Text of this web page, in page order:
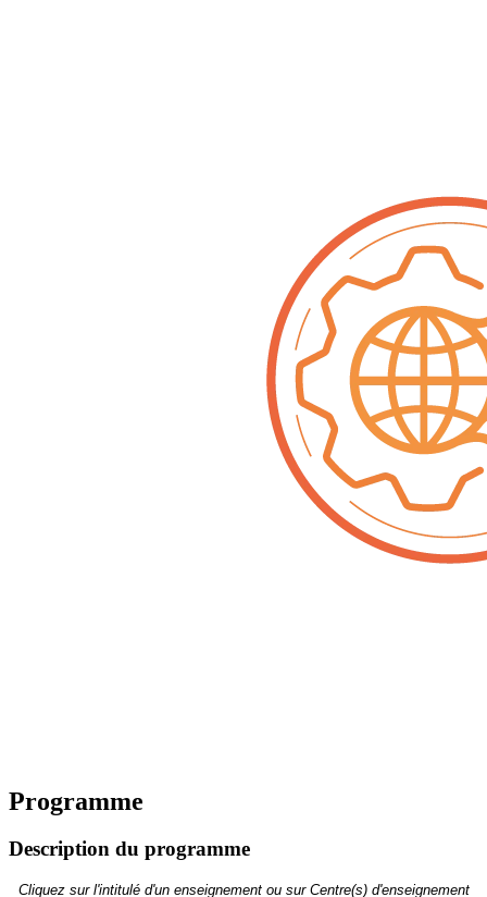
Programme
Description du programme
Cliquez sur l'intitulé d'un enseignement ou sur Centre(s) d'enseignement